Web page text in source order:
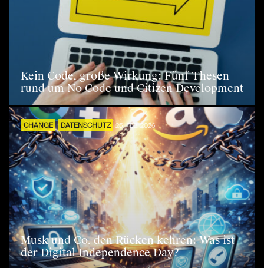
Kein Code, große Wirkung: Fünf Thesen
rund um No Code und Citizen Development
CHANGE DATENSCHUTZ 25. FEB. 2026
Musk und Co. den Rücken kehren: Was ist
der Digital Independence Day?